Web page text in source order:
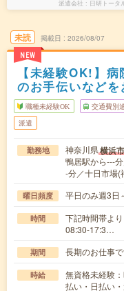
派遣会社 日研トータ
未読
NEW
掲載日 2026/08/07
【未経験OK!】
のお手伝いなどを
職種未経験OK 交通費別
派遣
勤務地 神奈川県横浜
鴨居駅から---
-分／十日市場(
曜日頻度 平日のみ週3日
時間
下記時間帯よ
08:30-17:3…
期間 長期のお仕事
時給
無資格未経験
払い・日払い